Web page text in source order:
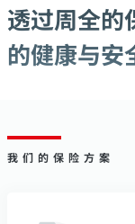
透过周全的
的健康与安
我们的保险方案